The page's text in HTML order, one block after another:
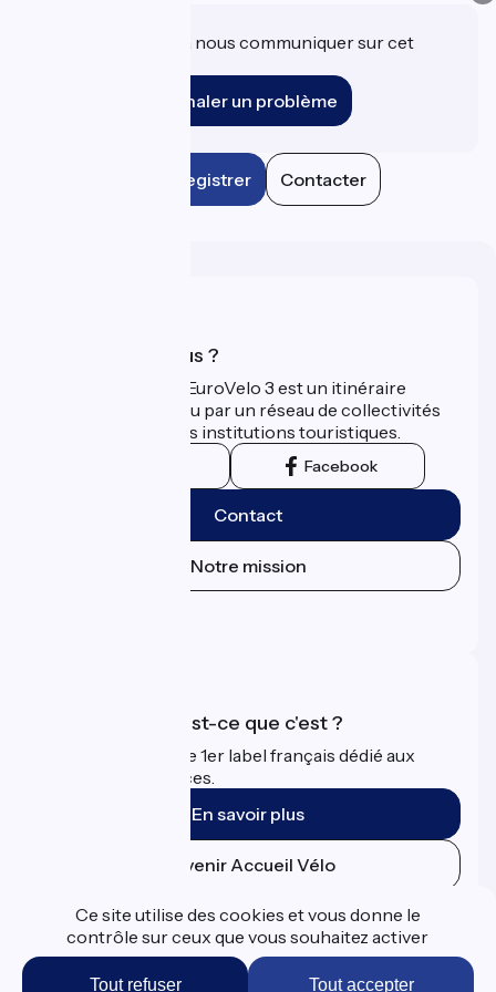
Une information à nous communiquer sur cet
Signaler un problème
Enregistrer Contacter
Qui sommes-nous ?
La Scandibérique-EuroVelo 3 est un itinéraire
développé et promu par un réseau de collectivités
territoriales et leurs institutions touristiques.
Facebook
Contact
Notre mission
Accueil Vélo qu'est-ce que c'est ?
Accueil Vélo c'est le 1er label français dédié aux
cyclistes en vacances.
En savoir plus
Devenir Accueil Vélo
Financé dans le cadre de Destination France
Ce site utilise des cookies et vous donne le
contrôle sur ceux que vous souhaitez activer
Tout accepter
Tout refuser